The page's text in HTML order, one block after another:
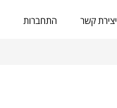
יצירת קשר התחברות